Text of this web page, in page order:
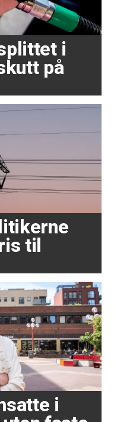
i
på
til
i